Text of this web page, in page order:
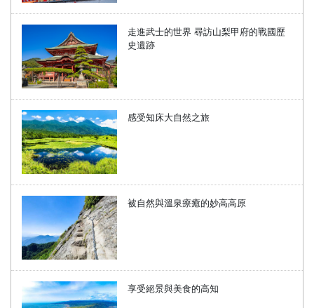
走進武士的世界 尋訪山梨甲府的戰國歷
史遺跡
感受知床大自然之旅
被自然與溫泉療癒的妙高高原
享受絕景與美食的高知